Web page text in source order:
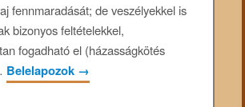
fennmaradását; de veszélyekkel is
bizonyos feltételekkel,
fogadható el (házasságkötés
Belelapozok →